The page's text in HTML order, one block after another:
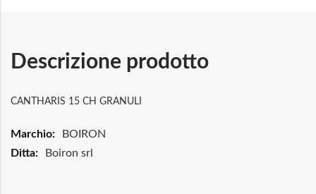
Descrizione prodotto
CANTHARIS 15 CH GRANULI
Maggiori
BOIRON
Boiron srl